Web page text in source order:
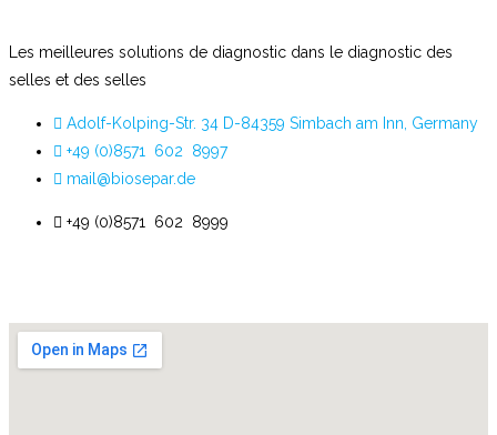
Les meilleures solutions de diagnostic dans le diagnostic des
selles et des selles
Adolf-Kolping-Str. 34 D-84359 Simbach am Inn, Germany
+49 (0)8571 602 8997
mail@biosepar.de
+49 (0)8571 602 8999